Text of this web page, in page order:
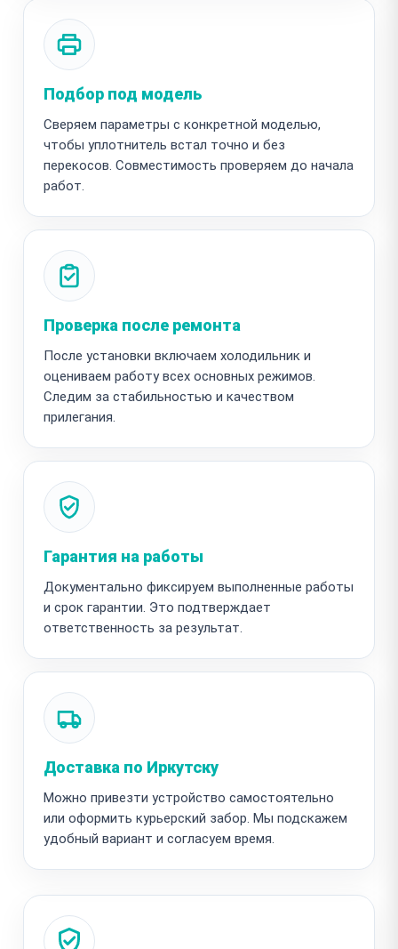
Подбор под модель
Сверяем параметры с конкретной моделью,
чтобы уплотнитель встал точно и без
перекосов. Совместимость проверяем до начала
работ.
Проверка после ремонта
После установки включаем холодильник и
оцениваем работу всех основных режимов.
Следим за стабильностью и качеством
прилегания.
Гарантия на работы
Документально фиксируем выполненные работы
и срок гарантии. Это подтверждает
ответственность за результат.
Доставка по Иркутску
Можно привезти устройство самостоятельно
или оформить курьерский забор. Мы подскажем
удобный вариант и согласуем время.